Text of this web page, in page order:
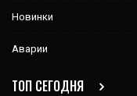
Новинки
Аварии
ТОП СЕГОДНЯ